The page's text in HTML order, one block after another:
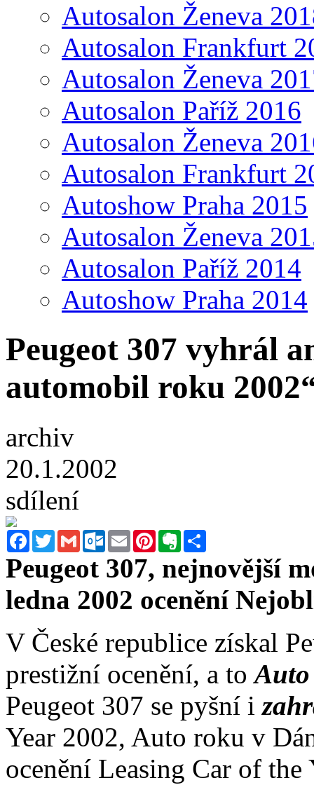
Autosalon Ženeva
Autosalon Frankfurt
Autosalon Ženeva
Autosalon Paříž 2016
Autosalon Ženeva
Autosalon Frankfurt
Autoshow Praha 2015
Autosalon Ženeva
Autosalon Paříž 2014
Autoshow Praha 2014
Peugeot 307 vyhrál
automobil roku
archiv
20.1.2002
sdílení
FacebookTwitterGmail Outlook.com
Email PinterestEvernote
Peugeot 307, nejnovější
ledna 2002 ocenění
V České republice získal
prestižní ocenění, a toAuto
Peugeot 307 se pyšní i
Year 2002, Auto roku v
ocenění Leasing Car of the